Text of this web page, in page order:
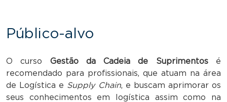
Público-alvo
O curso Gestão da Cadeia de Suprimentosé
recomendado para profissionais, que atuam na área
de Logística e Supply Chain, e buscam aprimorar os
seus conhecimentos em logística assim como na